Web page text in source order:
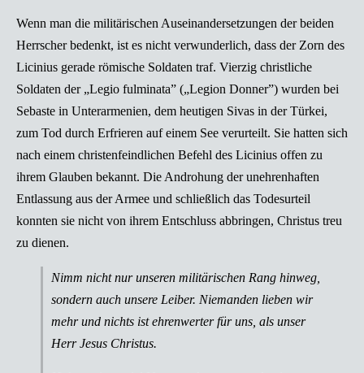
Wenn man die militärischen Auseinandersetzungen der beiden
Herrscher bedenkt, ist es nicht verwunderlich, dass der Zorn des
Licinius gerade römische Soldaten traf. Vierzig christliche
Soldaten der „Legio fulminata” („Legion Donner”) wurden bei
Sebaste in Unterarmenien, dem heutigen Sivas in der Türkei,
zum Tod durch Erfrieren auf einem See verurteilt. Sie hatten sich
nach einem christenfeindlichen Befehl des Licinius offen zu
ihrem Glauben bekannt. Die Androhung der unehrenhaften
Entlassung aus der Armee und schließlich das Todesurteil
konnten sie nicht von ihrem Entschluss abbringen, Christus treu
zu dienen.
Nimm nicht nur unseren militärischen Rang hinweg,
sondern auch unsere Leiber. Niemanden lieben wir
mehr und nichts ist ehrenwerter für uns, als unser
Herr Jesus Christus.